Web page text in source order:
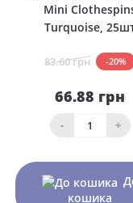
Mini
Turquoise,
83.60 грн -20%
66.88 грн
- +
кошика